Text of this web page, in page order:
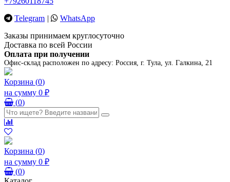
Telegram |
WhatsApp
Заказы принимаем круглосуточно
Доставка по всей России
Оплата при получении
Офис-склад расположен по адресу: Россия, г. Тула, ул. Галкина, 21
Корзина (0)
на сумму 0 ₽
(0)
Корзина (0)
на сумму 0 ₽
(0)